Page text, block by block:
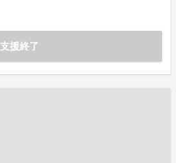
支援終了